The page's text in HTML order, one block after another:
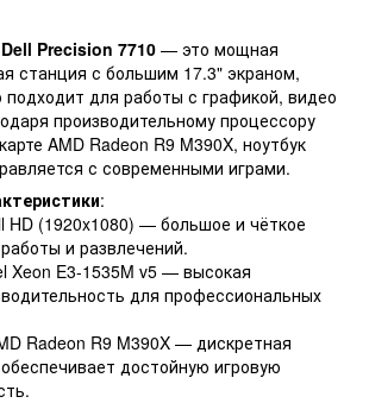
Precision 7710 — это мощная
станция с большим 17.3" экраном,
подходит для работы с графикой, видео
производительному процессору
AMD Radeon R9 M390X, ноутбук
с современными играми.
:
HD (1920x1080) — большое и чёткое
и развлечений.
Xeon E3-1535M v5 — высокая
для профессиональных
Radeon R9 M390X — дискретная
достойную игровую